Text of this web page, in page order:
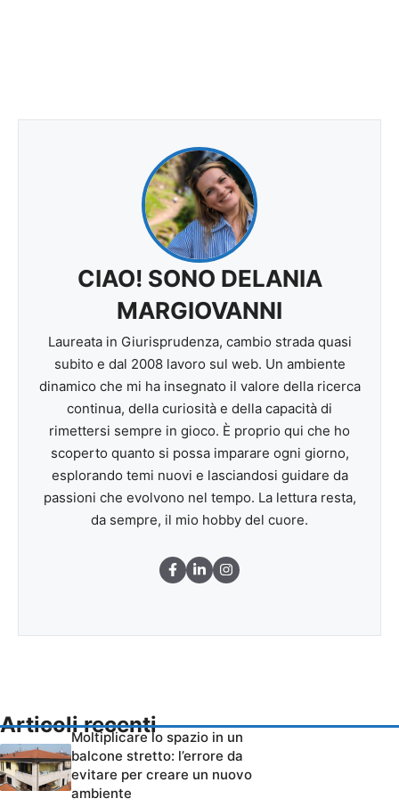
CIAO! SONO DELANIA
MARGIOVANNI
Laureata in Giurisprudenza, cambio strada quasi
subito e dal 2008 lavoro sul web. Un ambiente
dinamico che mi ha insegnato il valore della ricerca
continua, della curiosità e della capacità di
rimettersi sempre in gioco. È proprio qui che ho
scoperto quanto si possa imparare ogni giorno,
esplorando temi nuovi e lasciandosi guidare da
passioni che evolvono nel tempo. La lettura resta,
da sempre, il mio hobby del cuore.
Articoli recenti
Moltiplicare lo spazio in un
balcone stretto: l’errore da
evitare per creare un nuovo
ambiente